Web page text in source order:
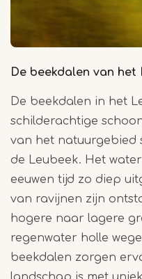
De beekdalen van het
De beekdalen in het
schilderachtige
van het natuurgebied
de Leubeek. Het
eeuwen tijd zo diep
van ravijnen zijn
hogere naar lagere
regenwater holle
beekdalen zorgen